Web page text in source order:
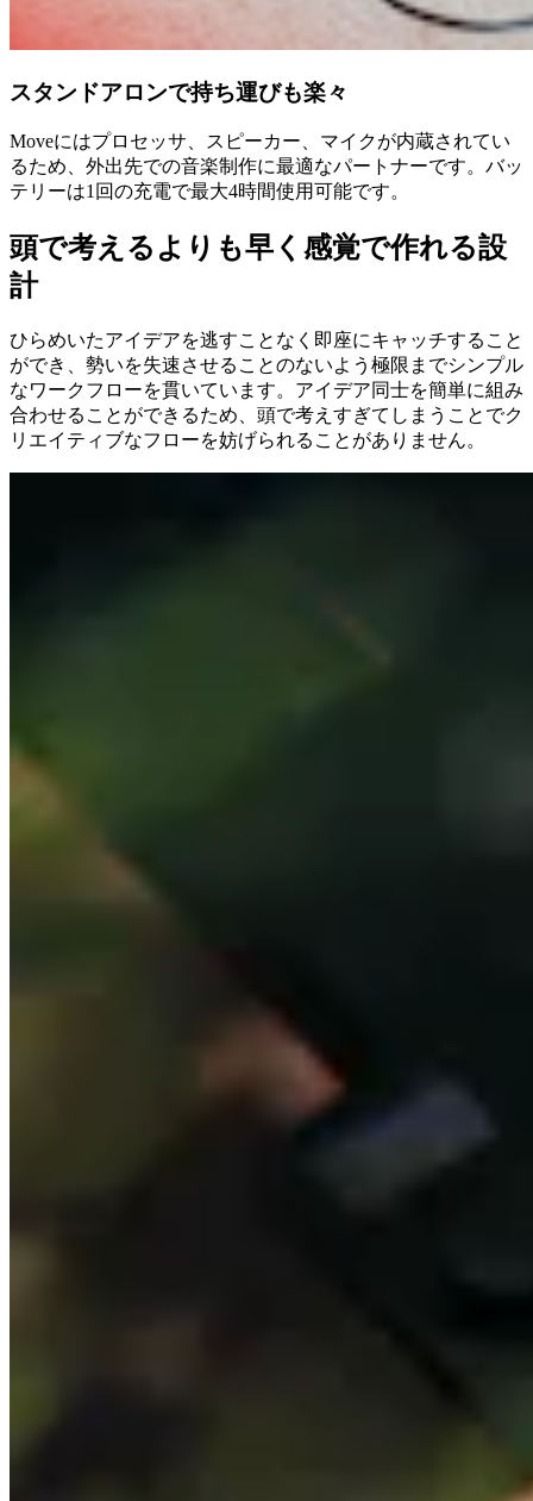
スタンドアロンで持ち運びも楽々
Moveにはプロセッサ、スピーカー、マイクが内蔵されてい
るため、外出先での音楽制作に最適なパートナーです。バッ
テリーは1回の充電で最大4時間使用可能です。
頭で考えるよりも早く感覚で作れる設
計
ひらめいたアイデアを逃すことなく即座にキャッチすること
ができ、勢いを失速させることのないよう極限までシンプル
なワークフローを貫いています。アイデア同士を簡単に組み
合わせることができるため、頭で考えすぎてしまうことでク
リエイティブなフローを妨げられることがありません。